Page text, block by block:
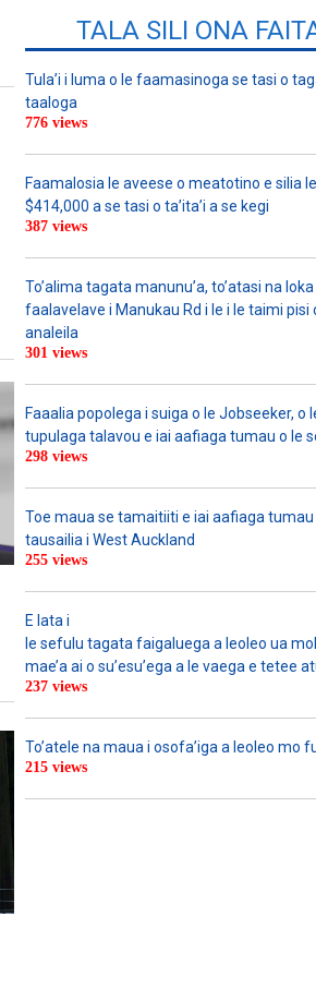
TALA SILI ONA
Tula’i i luma o le faamasinoga se tasi o
taaloga
776 views
Faamalosia le aveese o meatotino e silia
$414,000 a se tasi o ta’ita’i a se kegi
387 views
To’alima tagata manunu’a, to’atasi na
faalavelave i Manukau Rd i le i le taimi pisi
analeila
301 views
Faaalia popolega i suiga o le Jobseeker, o
tupulaga talavou e iai aafiaga tumau o le
298 views
Toe maua se tamaitiiti e iai aafiaga
tausailia i West Auckland
255 views
E lata i
le sefulu tagata faigaluega a leoleo ua
mae’a ai o su’esu’ega a le vaega e tetee
237 views
To’atele na maua i osofa’iga a leoleo mo
215 views